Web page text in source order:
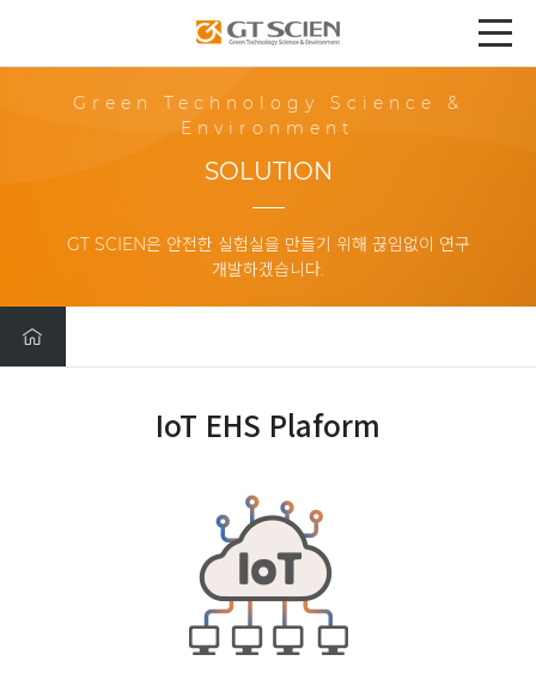
Green Technology Science &
Environment
SOLUTION
GT SCIEN은 안전한 실험실을 만들기 위해 끊임없이 연구
개발하겠습니다.
IoT EHS Plaform